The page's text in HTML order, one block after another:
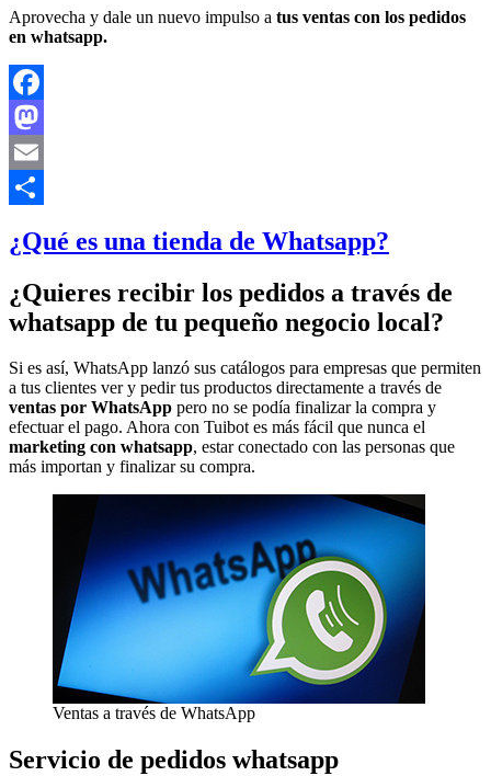
Aprovecha y dale un nuevo impulso a tus ventas con los pedidos
en whatsapp.
Facebook
Mastodon
Email
¿Qué es una tienda de Whatsapp?
¿Quieres recibir los pedidos a través de
whatsapp de tu pequeño negocio local?
Si es así, WhatsApp lanzó sus catálogos para empresas que permiten
a tus clientes ver y pedir tus productos directamente a través de
ventas por WhatsApp pero no se podía finalizar la compra y
efectuar el pago. Ahora con Tuibot es más fácil que nunca el
marketing con whatsapp, estar conectado con las personas que
más importan y finalizar su compra.
Ventas a través de WhatsApp
Servicio de pedidos whatsapp